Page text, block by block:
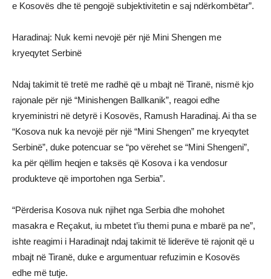
e Kosovës dhe të pengojë subjektivitetin e saj ndërkombëtar”.
Haradinaj: Nuk kemi nevojë për një Mini Shengen me
kryeqytet Serbinë
Ndaj takimit të tretë me radhë që u mbajt në Tiranë, nismë kjo
rajonale për një “Minishengen Ballkanik”, reagoi edhe
kryeministri në detyrë i Kosovës, Ramush Haradinaj. Ai tha se
“Kosova nuk ka nevojë për një “Mini Shengen” me kryeqytet
Serbinë”, duke potencuar se “po vërehet se “Mini Shengeni”,
ka për qëllim heqjen e taksës që Kosova i ka vendosur
produkteve që importohen nga Serbia”.
“Përderisa Kosova nuk njihet nga Serbia dhe mohohet
masakra e Reçakut, iu mbetet t’iu themi puna e mbarë pa ne”,
ishte reagimi i Haradinajt ndaj takimit të liderëve të rajonit që u
mbajt në Tiranë, duke e argumentuar refuzimin e Kosovës
edhe më tutje.